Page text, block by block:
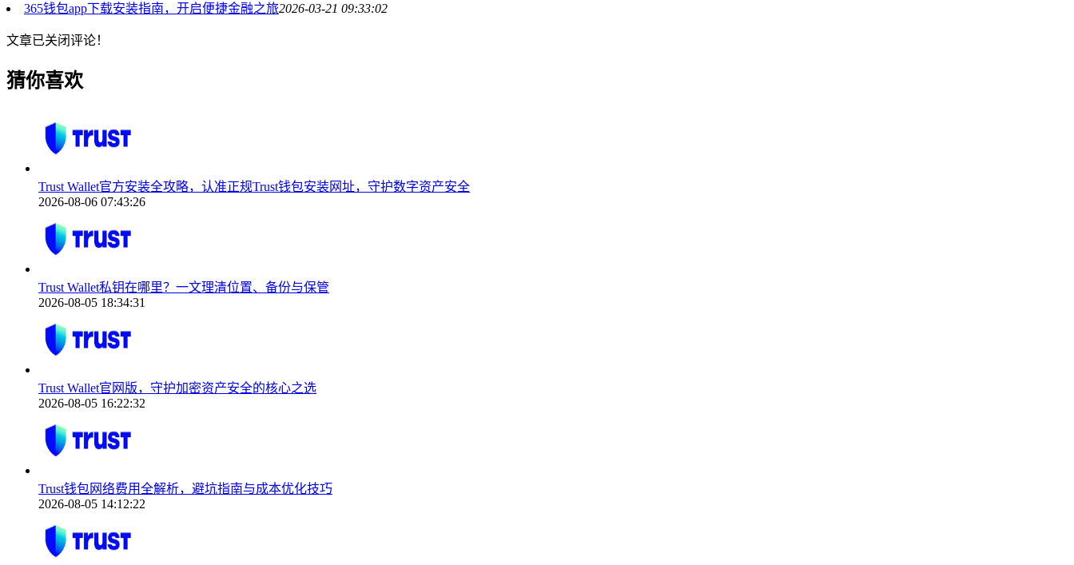
365钱包app下载安装指南，开启便捷金融之旅2026-03-21 09:33:02
文章已关闭评论！
猜你喜欢
Trust Wallet官方安装全攻略，认准正规Trust钱包安装网址，守护数字资产安全
2026-08-06 07:43:26
Trust Wallet私钥在哪里？一文理清位置、备份与保管
2026-08-05 18:34:31
Trust Wallet官网版，守护加密资产安全的核心之选
2026-08-05 16:22:32
Trust钱包网络费用全解析，避坑指南与成本优化技巧
2026-08-05 14:12:22